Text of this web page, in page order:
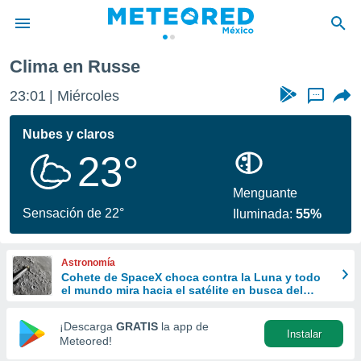
de
ha sido
calidad.
a este
las
y
forma
digital
basada
Clima en Russe
23:01 Miércoles ...
Nubes y claros
23°
Sensación de 22°
Menguante
Iluminada:55%
Astronomía
Cohete de SpaceX choca contra la Luna y todo
el mundo mira hacia el satélite en busca del
¡Descarga GRATIS la app de
Meteored!
Instalar